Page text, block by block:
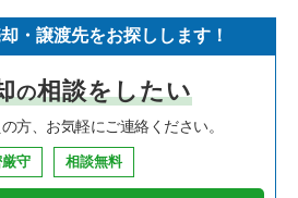
・譲渡先をお探しします！
の相談をしたい
方、お気軽にご連絡ください。
守 相談無料